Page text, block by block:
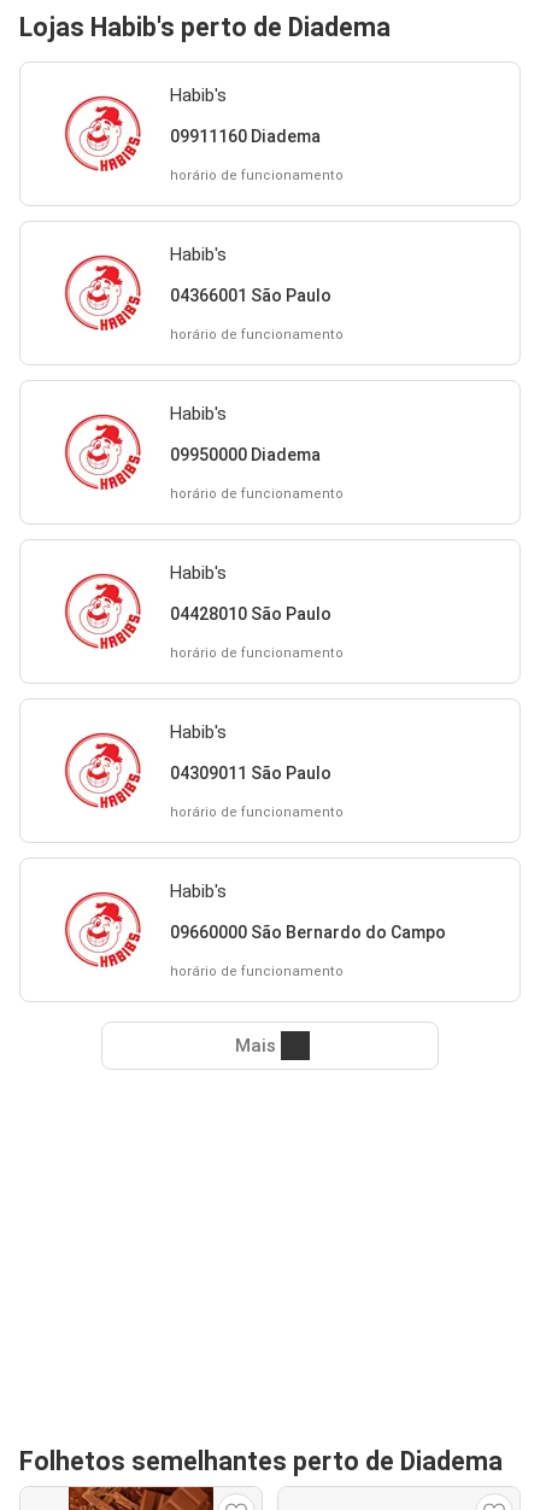
Lojas Habib's perto de Diadema
Habib's
09911160 Diadema
horário de funcionamento
Habib's
04366001 São Paulo
horário de funcionamento
Habib's
09950000 Diadema
horário de funcionamento
Habib's
04428010 São Paulo
horário de funcionamento
Habib's
04309011 São Paulo
horário de funcionamento
Habib's
09660000 São Bernardo do Campo
horário de funcionamento
Mais
Folhetos semelhantes perto de Diadema